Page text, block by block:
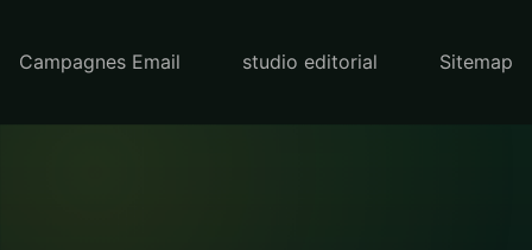
Campagnes Email studio editorial Sitemap